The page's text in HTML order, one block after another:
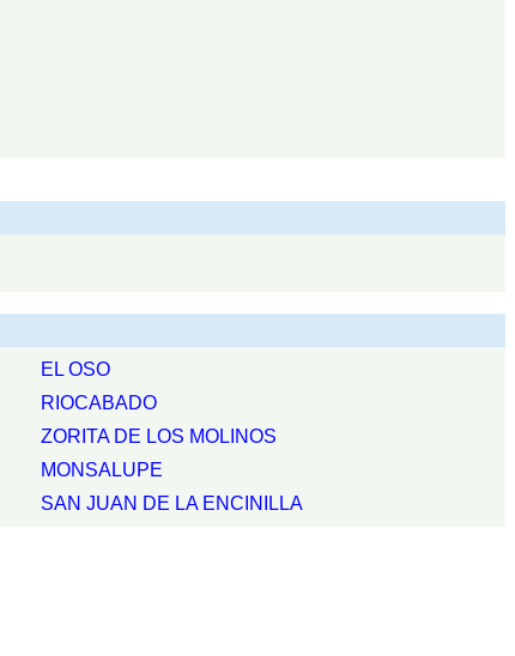
EL OSO
RIOCABADO
ZORITA DE LOS MOLINOS
MONSALUPE
SAN JUAN DE LA ENCINILLA